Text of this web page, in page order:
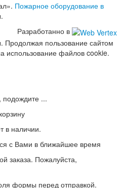
Пожарное оборудование в
Разработанно в
пользование сайтом
использование файлов cookie.
подождите ...
в наличии.
с Вами в ближайшее время
заказа. Пожалуйста,
формы перед отправкой.